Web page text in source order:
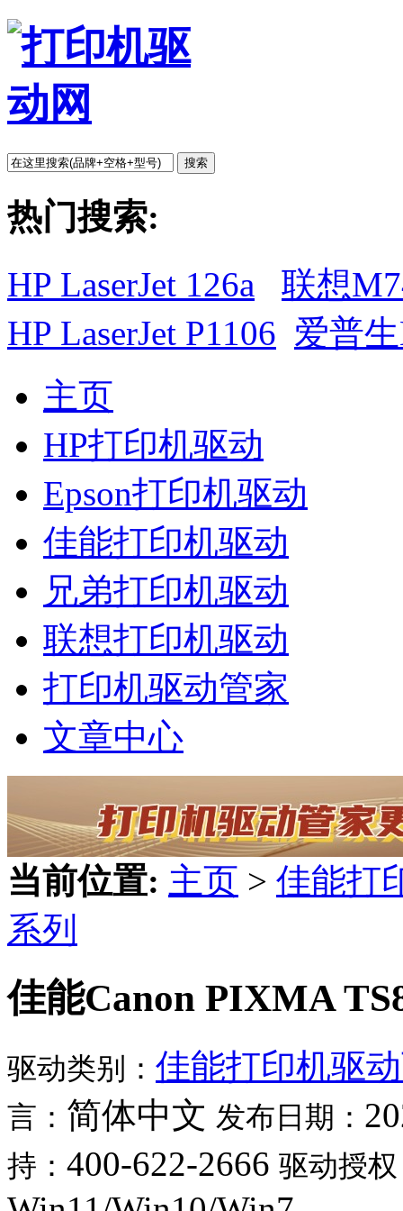
搜索
热门搜索:
HP LaserJet 126a
联想
HP LaserJet P1106 爱普
主页
HP打印机驱动
Epson打印机驱动
佳能打印机驱动
兄弟打印机驱动
联想打印机驱动
打印机驱动管家
文章中心
当前位置: 主页 > 佳能打
系列
佳能Canon PIXMA
驱动类别： 佳能打印机驱
言： 简体中文 发布日期：
持： 400-622-2666 驱动授